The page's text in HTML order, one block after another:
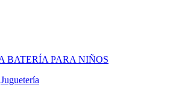
Juguetería